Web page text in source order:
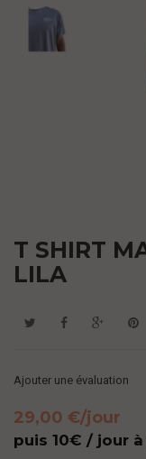
T SHIRT
LILA
Ajouter une évaluation
29,00 €/jour
puis 10€ / jour